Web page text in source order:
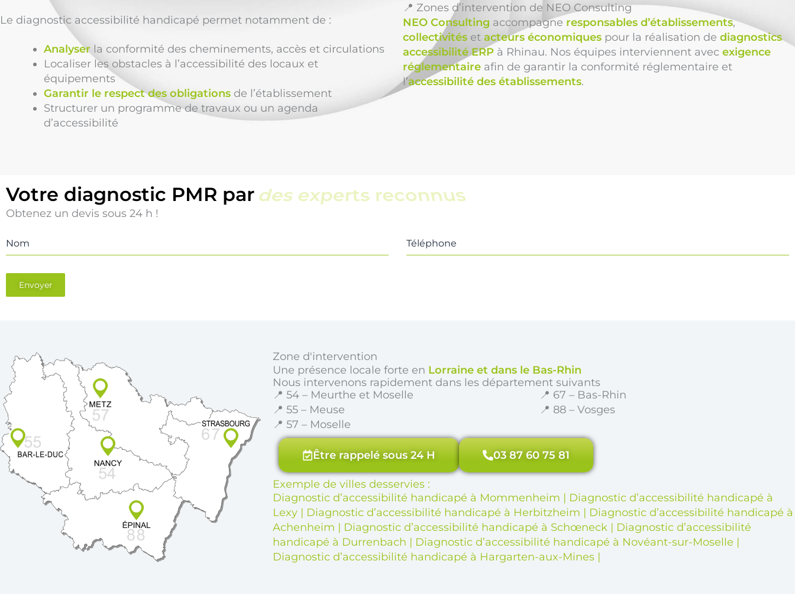
Le diagnostic accessibilité handicapé permet notamment de :
Analyser la conformité des cheminements, accès et circulations
Localiser les obstacles à l’accessibilité des locaux et
équipements
Garantir le respect des obligations de l’établissement
Structurer un programme de travaux ou un agenda
d’accessibilité
📍 Zones d’intervention de NEO Consulting
NEO Consulting accompagne responsables d’établissements,
collectivités et acteurs économiques pour la réalisation de diagnostics
accessibilité ERP à Rhinau. Nos équipes interviennent avec exigence
réglementaire afin de garantir la conformité réglementaire et
l’accessibilité des établissements.
Votre diagnostic PMR par une équipe locale
Obtenez un devis sous 24 h !
Nom Téléphone
Envoyer
Zone d'intervention
Une présence locale forte en Lorraine et dans le Bas-Rhin
Nous intervenons rapidement dans les département suivants
📍 54 – Meurthe et Moselle
📍 55 – Meuse
📍 57 – Moselle
📍 67 – Bas-Rhin
📍 88 – Vosges
Être rappelé sous 24 H 03 87 60 75 81
Exemple de villes desservies :
Diagnostic d’accessibilité handicapé à Mommenheim | Diagnostic d’accessibilité handicapé à
Lexy | Diagnostic d’accessibilité handicapé à Herbitzheim | Diagnostic d’accessibilité handicapé à
Achenheim | Diagnostic d’accessibilité handicapé à Schœneck | Diagnostic d’accessibilité
handicapé à Durrenbach | Diagnostic d’accessibilité handicapé à Novéant-sur-Moselle |
Diagnostic d’accessibilité handicapé à Hargarten-aux-Mines |